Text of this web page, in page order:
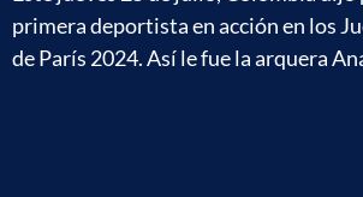
primera deportista en acción en los
de París 2024. Así le fue la arquera